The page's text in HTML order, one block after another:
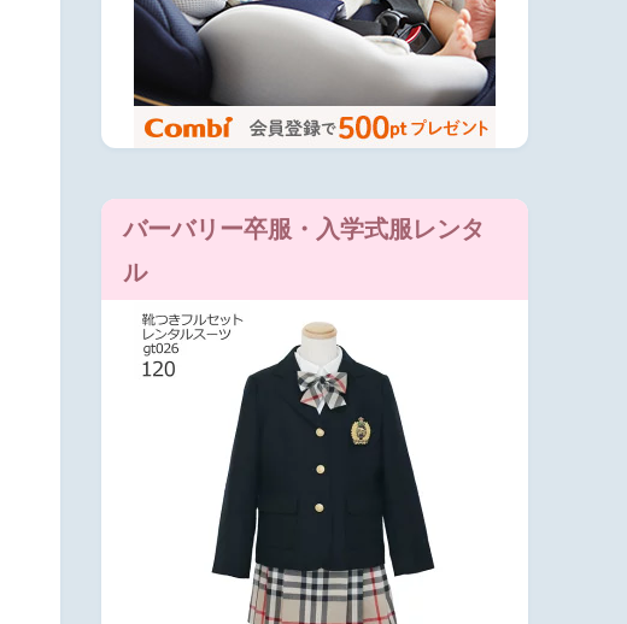
バーバリー卒服・入学式服レンタ
ル